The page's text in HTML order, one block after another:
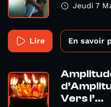
Jeudi 7
Lire En savoir
Vers l’...